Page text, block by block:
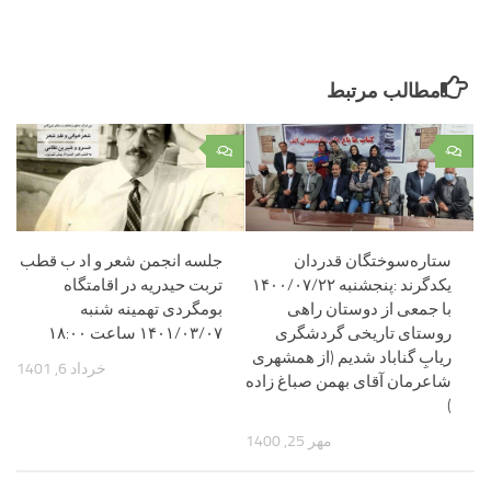
مطالب مرتبط
۰
جلسه انجمن شعر و اد ب قطب
تربت حیدریه در اقامتگاه
بومگردی تهمینه شنبه
۱۴۰۱/۰۳/۰۷ ساعت ۱۸:۰۰
خرداد 6, 1401
۰
ستاره‌سوختگان قدردان
یکدگرند :پنجشنبه ۱۴۰۰/۰۷/۲۲
با جمعی از دوستان راهی
روستای تاریخی گردشگری
ریابِ گناباد شدیم (از همشهری
شاعرمان آقای بهمن صباغ زاده
)
مهر 25, 1400